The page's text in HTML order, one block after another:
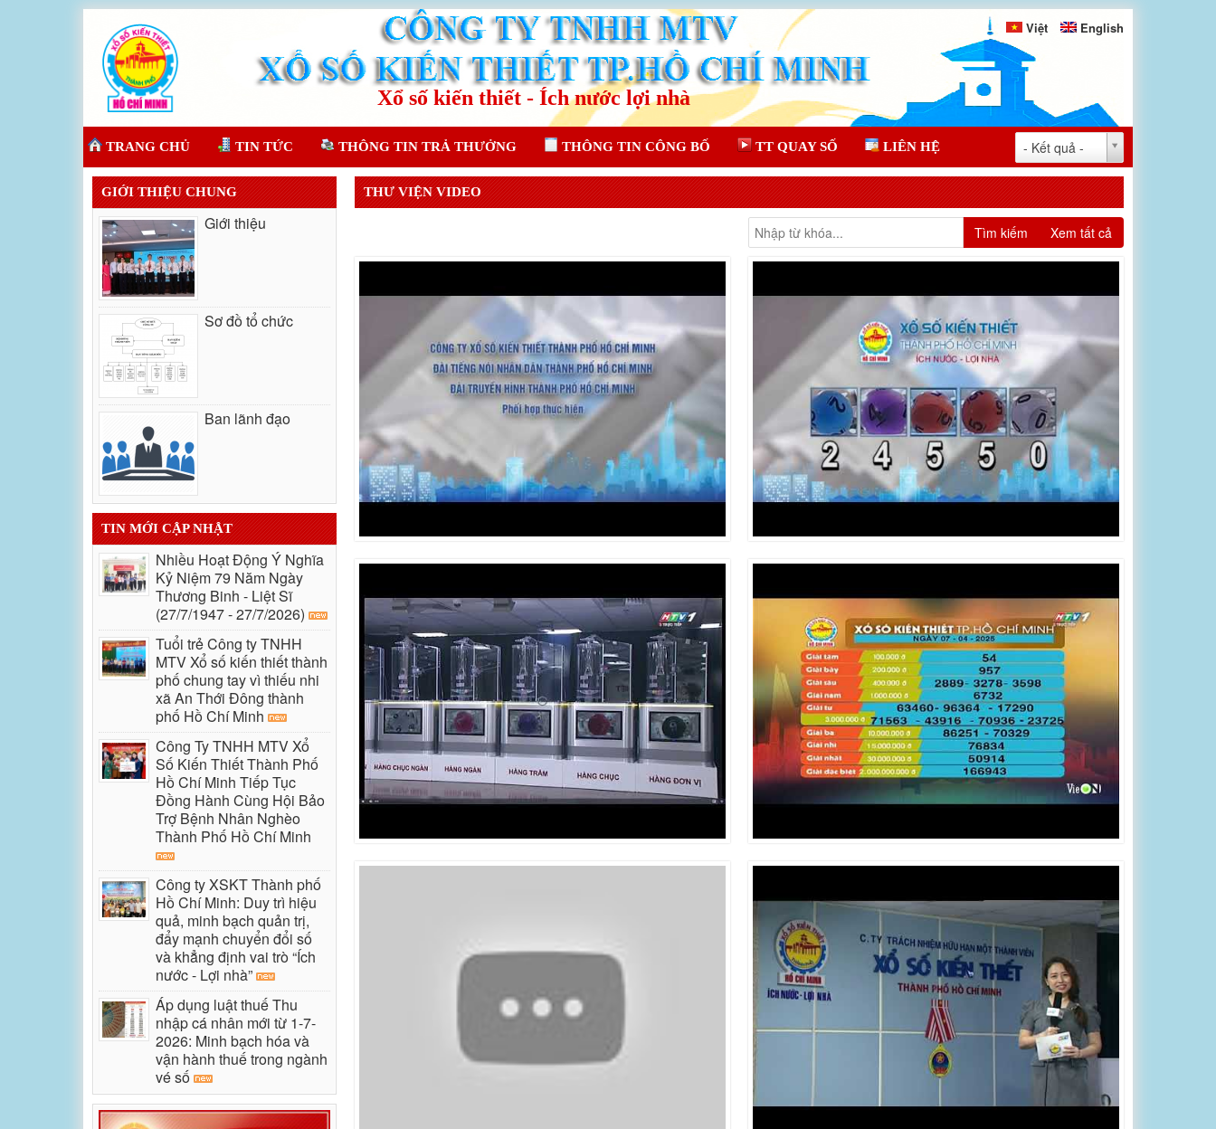
Việt English
TRANG CHỦ TIN TỨC THÔNG TIN TRẢ THƯỞNG THÔNG TIN CÔNG BỐ TT QUAY SỐ LIÊN HỆ - Kết quả -
THƯ VIỆN VIDEO
Tìm kiếm Xem tất cả
GIỚI THIỆU CHUNG
Giới thiệu
Sơ đồ tổ chức
Ban lãnh đạo
TIN MỚI CẬP NHẬT
Nhiều Hoạt Động Ý Nghĩa
Kỷ Niệm 79 Năm Ngày
Thương Binh - Liệt Sĩ
(27/7/1947 - 27/7/2026)
Tuổi trẻ Công ty TNHH
MTV Xổ số kiến thiết thành
phố chung tay vì thiếu nhi
xã An Thới Đông thành
phố Hồ Chí Minh
Công Ty TNHH MTV Xổ
Số Kiến Thiết Thành Phố
Hồ Chí Minh Tiếp Tục
Đồng Hành Cùng Hội Bảo
Trợ Bệnh Nhân Nghèo
Thành Phố Hồ Chí Minh
Công ty XSKT Thành phố
Hồ Chí Minh: Duy trì hiệu
quả, minh bạch quản trị,
đẩy mạnh chuyển đổi số
và khẳng định vai trò “Ích
nước - Lợi nhà”
Áp dụng luật thuế Thu
nhập cá nhân mới từ 1-7-
2026: Minh bạch hóa và
vận hành thuế trong ngành
vé số